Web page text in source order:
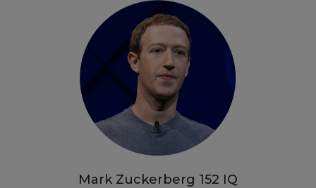
Mark Zuckerberg 152 IQ